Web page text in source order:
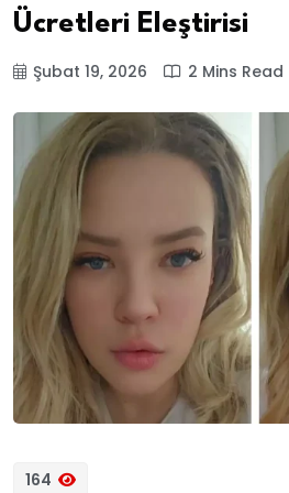
Ücretleri Eleştirisi
Şubat 19, 2026 2 Mins Read
164